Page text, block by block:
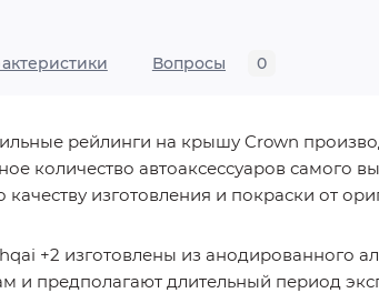
Вопросы 0
рейлинги на крышу Crown
количество автоаксессуаров самого
качеству изготовления и покраски от
+2 изготовлены из анодированного
и предполагают длительный период